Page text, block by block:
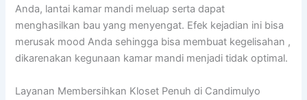
Anda, lantai kamar mandi meluap serta dapat
menghasilkan bau yang menyengat. Efek kejadian ini bisa
merusak mood Anda sehingga bisa membuat kegelisahan ,
dikarenakan kegunaan kamar mandi menjadi tidak optimal.
Layanan Membersihkan Kloset Penuh di Candimulyo